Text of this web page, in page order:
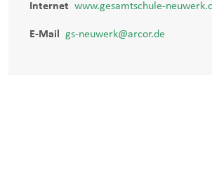
Internet www.gesamtschule-
E-Mail gs-neuwerk@arcor.de